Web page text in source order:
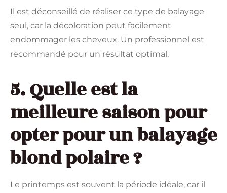
Il est déconseillé de réaliser ce type de balayage
seul, car la décoloration peut facilement
endommager les cheveux. Un professionnel est
recommandé pour un résultat optimal.
5. Quelle est la
meilleure saison pour
opter pour un balayage
blond polaire ?
Le printemps est souvent la période idéale, car il